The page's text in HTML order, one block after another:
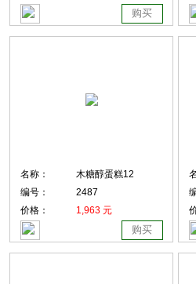
购买
名称：
木糖醇蛋糕12
编号：
2487
价格：
1,963 元
购买